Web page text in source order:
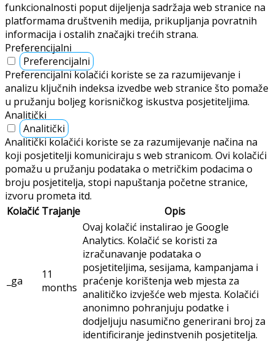
funkcionalnosti poput dijeljenja sadržaja web stranice na
platformama društvenih medija, prikupljanja povratnih
informacija i ostalih značajki trećih strana.
Preferencijalni
Preferencijalni
Preferencijalni kolačići koriste se za razumijevanje i
analizu ključnih indeksa izvedbe web stranice što pomaže
u pružanju boljeg korisničkog iskustva posjetiteljima.
Analitički
Analitički
Analitički kolačići koriste se za razumijevanje načina na
koji posjetitelji komuniciraju s web stranicom. Ovi kolačići
pomažu u pružanju podataka o metričkim podacima o
broju posjetitelja, stopi napuštanja početne stranice,
izvoru prometa itd.
Kolačić Trajanje Opis
_ga
11
months
Ovaj kolačić instalirao je Google
Analytics. Kolačić se koristi za
izračunavanje podataka o
posjetiteljima, sesijama, kampanjama i
praćenje korištenja web mjesta za
analitičko izvješće web mjesta. Kolačići
anonimno pohranjuju podatke i
dodjeljuju nasumično generirani broj za
identificiranje jedinstvenih posjetitelja.